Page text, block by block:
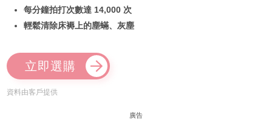
每分鐘拍打次數達 14,000 次
輕鬆清除床褥上的塵蟎、灰塵
立即選購
資料由客戶提供
廣告